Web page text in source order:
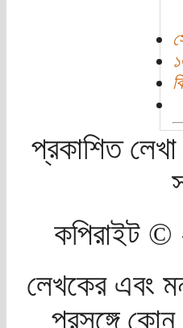
প্রকাশিত
কপিরাইট
লেখকের এবং
প্রসঙ্গে